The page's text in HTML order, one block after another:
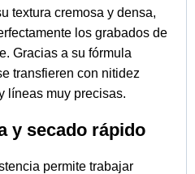
textura cremosa y densa,
los grabados de
Gracias a su fórmula
transfieren con nitidez
líneas muy precisas.
y secado rápido
permite trabajar